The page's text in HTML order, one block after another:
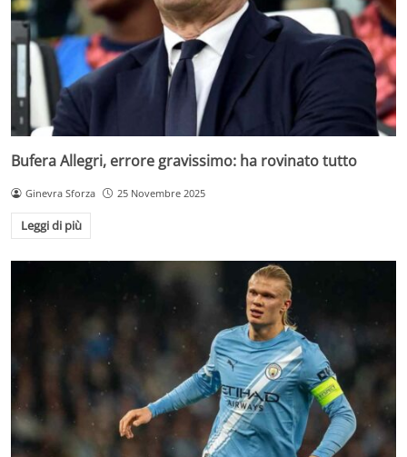
Bufera Allegri, errore gravissimo: ha rovinato tutto
Ginevra Sforza 25 Novembre 2025
Leggi di più